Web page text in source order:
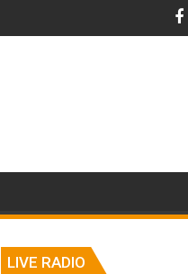
LIVE RADIO